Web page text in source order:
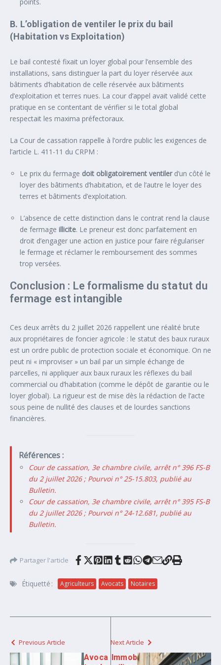
B. L’obligation de ventiler le prix du bail
(Habitation vs Exploitation)
Le bail contesté fixait un loyer global pour l’ensemble des
installations, sans distinguer la part du loyer réservée aux
bâtiments d’habitation de celle réservée aux bâtiments
d’exploitation et terres nues. La cour d’appel avait validé cette
pratique en se contentant de vérifier si le total global
respectait les maxima préfectoraux.
La Cour de cassation rappelle à l’ordre public les exigences de
l’article L. 411-11 du CRPM :
Le prix du fermage doit obligatoirement ventilerd’un côté le
loyer des bâtiments d’habitation, et de l’autre le loyer des
terres et bâtiments d’exploitation.
L’absence de cette distinction dans le contrat rend la clause
de fermage illicite. Le preneur est donc parfaitement en
droit d’engager une action en justice pour faire régulariser
le fermage et réclamer le remboursement des sommes
trop versées.
Conclusion : Le formalisme du statut du
fermage est intangible
Ces deux arrêts du 2 juillet 2026 rappellent une réalité brute
aux propriétaires de foncier agricole : le statut des baux ruraux
est un ordre public de protection sociale et économique. On ne
peut ni « improviser » un bail par un simple échange de
parcelles, ni appliquer aux baux ruraux les réflexes du bail
commercial ou d’habitation (comme le dépôt de garantie ou le
loyer global). La rigueur est de mise dès la rédaction de l’acte
sous peine de nullité des clauses et de lourdes sanctions
financières.
Références :
Cour de cassation, 3e chambre civile, arrêt n° 396 FS-B
du 2 juillet 2026 ; Pourvoi n° 25-15.803, publié au
Bulletin.
Cour de cassation, 3e chambre civile, arrêt n° 395 FS-B
du 2 juillet 2026 ; Pourvoi n° 24-12.681, publié au
Bulletin.
Partager l'article
Étiquetté : Agriculteurs Avocats Notaires
Previous Article
Avoca
Next Article
Immob